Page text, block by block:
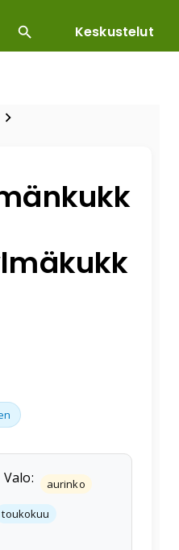
Keskustelut
Valo: aurinko
toukokuu